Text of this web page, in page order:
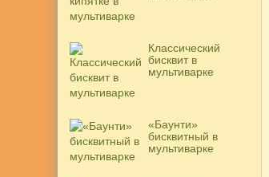
Классический
бисквит в
мультиварке
«Баунти»
бисквитный в
мультиварке